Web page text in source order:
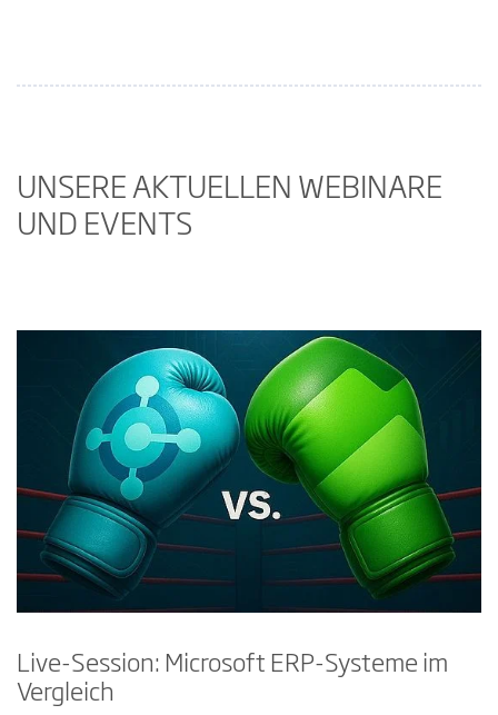
UNSERE AKTUELLEN WEBINARE
UND EVENTS
Live-Session: Microsoft ERP-Systeme im
Vergleich